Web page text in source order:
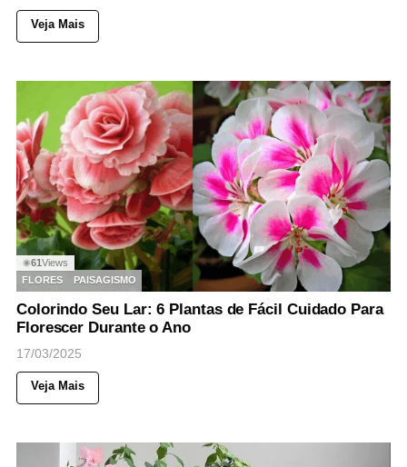
Veja Mais
◉61Views
FLORES
PAISAGISMO
Colorindo Seu Lar: 6 Plantas de Fácil Cuidado Para
Florescer Durante o Ano
17/03/2025
Veja Mais